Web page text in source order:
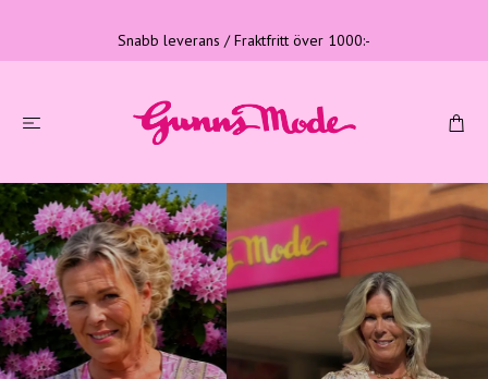
Snabb leverans / Fraktfritt över 1000:-
Tre generationer